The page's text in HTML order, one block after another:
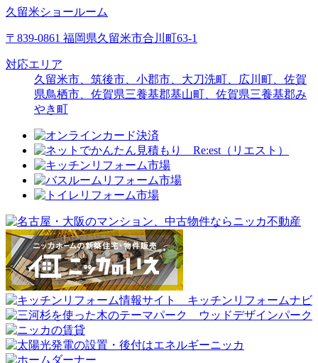
久留米ショールーム
〒839-0861 福岡県久留米市合川町63-1
対応エリア
久留米市、筑後市、小郡市、大刀洗町、広川町、佐賀
県鳥栖市、佐賀県三養基郡基山町、佐賀県三養基郡み
やき町